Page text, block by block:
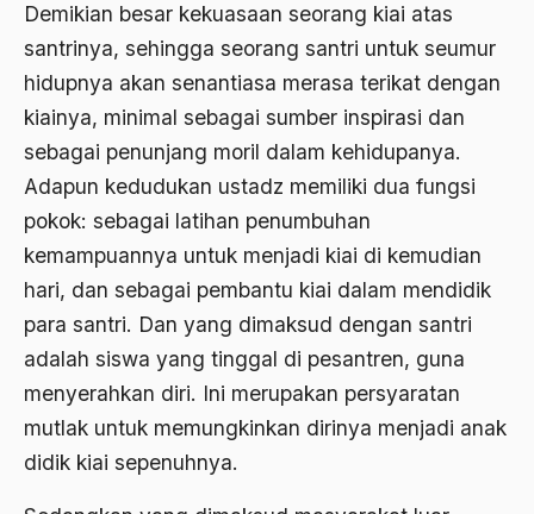
Demikian besar kekuasaan seorang kiai atas
santrinya, sehingga seorang santri untuk seumur
hidupnya akan senantiasa merasa terikat dengan
kiainya, minimal sebagai sumber inspirasi dan
sebagai penunjang moril dalam kehidupanya.
Adapun kedudukan ustadz memiliki dua fungsi
pokok: sebagai latihan penumbuhan
kemampuannya untuk menjadi kiai di kemudian
hari, dan sebagai pembantu kiai dalam mendidik
para santri. Dan yang dimaksud dengan santri
adalah siswa yang tinggal di pesantren, guna
menyerahkan diri. Ini merupakan persyaratan
mutlak untuk memungkinkan dirinya menjadi anak
didik kiai sepenuhnya.
Agama di Asia
agama elitis
Agama Hukum
Agama Inovasi
agama populer
Agama Terang
Agenda Nasional
Agraria